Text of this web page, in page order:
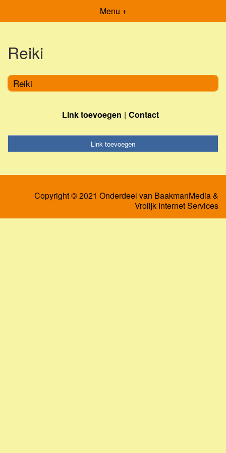
Menu +
Reiki
Reiki
Link toevoegen Contact
Link toevoegen
Copyright © 2021 Onderdeel van BaakmanMedia&
Vrolijk Internet Services